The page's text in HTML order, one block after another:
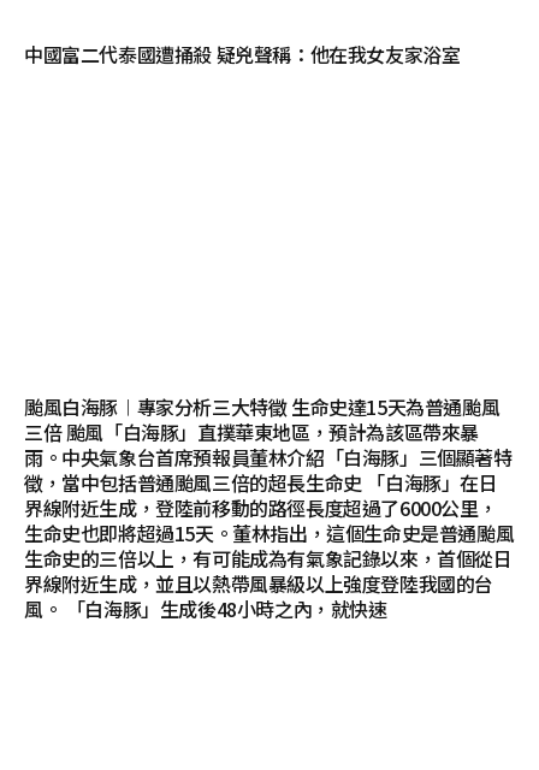
中國富二代泰國遭捅殺 疑兇聲稱：他在我女友家浴室
颱風白海豚︱專家分析三大特徵 生命史達15天為普通颱風
三倍 颱風「白海豚」直撲華東地區，預計為該區帶來暴
雨。中央氣象台首席預報員董林介紹「白海豚」三個顯著特
徵，當中包括普通颱風三倍的超長生命史 「白海豚」在日
界線附近生成，登陸前移動的路徑長度超過了6000公里，
生命史也即將超過15天。董林指出，這個生命史是普通颱風
生命史的三倍以上，有可能成為有氣象記錄以來，首個從日
界線附近生成，並且以熱帶風暴級以上強度登陸我國的台
風。 「白海豚」生成後48小時之內，就快速